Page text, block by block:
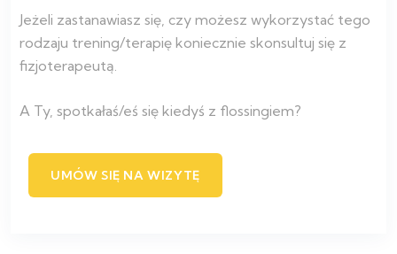
Jeżeli zastanawiasz się, czy możesz wykorzystać tego
rodzaju trening/terapię koniecznie skonsultuj się z
fizjoterapeutą.
A Ty, spotkałaś/eś się kiedyś z flossingiem?
UMÓW SIĘ NA WIZYTĘ